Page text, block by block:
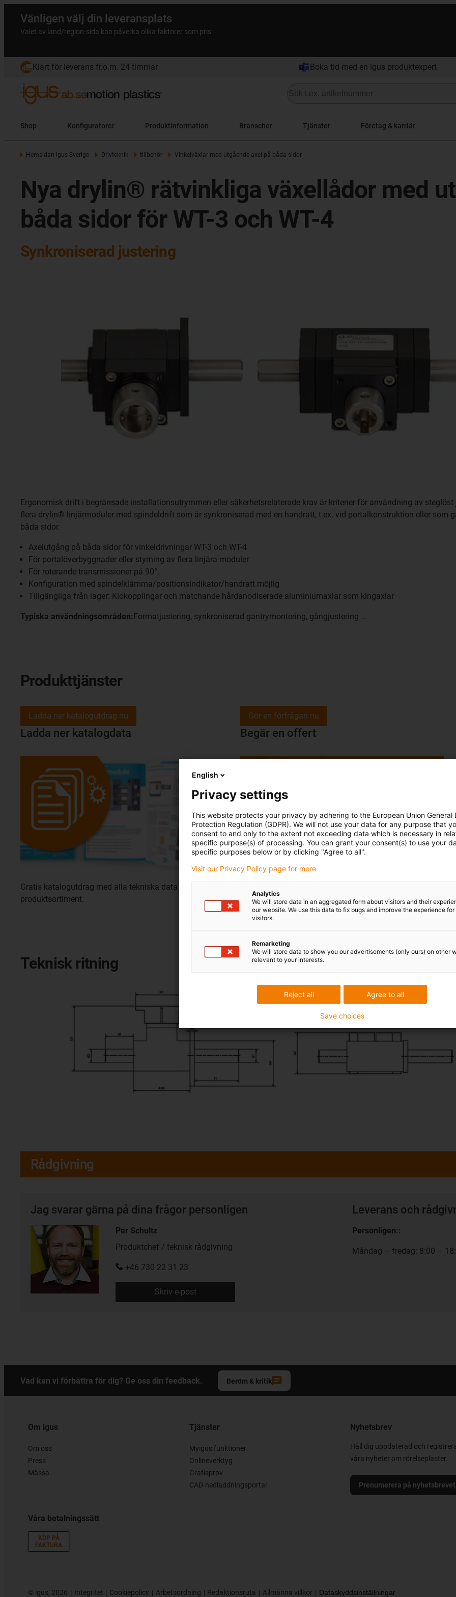
Vänligen välj din leveransplats
Valet av land/region-sida kan påverka olika faktorer som pris
Klart för leverans fr.o.m. 24 timmar Boka tid med en igus produktexpert
Shop Konfiguratorer Produktinformation Branscher Tjänster Företag & karriär
Hemsidan igus Sverige Drivteknik tillbehör Vinkelväxlar med utgående axel på båda sidor
Nya drylin® rätvinkliga växellådor med
båda sidor för WT-3 och WT-4
Synkroniserad justering
Ergonomisk drift i begränsade installationsutrymmen eller säkerhetsrelaterade krav är kriterier för användning av
flera drylin® linjärmoduler med spindeldrift som är synkroniserad med en handratt, t.ex. vid portalkonstruktion eller som
båda sidor.
Axelutgång på båda sidor för vinkeldrivningar WT-3 och WT-4
För portalöverbyggnader eller styrning av flera linjära moduler
För roterande transmissioner på 90°.
Konfiguration med spindelklämma/positionsindikator/handratt möjlig
Tillgängliga från lager: Klokopplingar och matchande hårdanodiserade aluminiumaxlar som kingaxlar
Typiska användningsområden:Formatjustering, synkroniserad gantrymontering, gångjustering ...
Produkttjänster
Ladda ner katalogdata
Gratis katalogutdrag med alla tekniska data för detta
produktsortiment.
Ladda ner katalogutdrag nu
Begär en offert
då ett meddelande till oss!
Gör en förfrågan nu
Teknisk ritning
Rådgivning
Jag svarar gärna på dina frågor personligen
Per Schultz
Produktchef / teknisk rådgivning
+46 730 22 31 23
Skriv e-post
Leverans och
Personligen::
Måndag – fredag: 8:00 –
Vad kan vi förbättra för dig? Ge oss din feedback. Beröm & kritik
Om igus
Om oss
Press
Mässa
Våra betalningssätt
KÖP PÅ
FAKTURA
Tjänster
Myigus funktioner
Onlineverktyg
Gratisprov
CAD-nedladdningsportal
Nyhetsbrev
Håll dig uppdaterad och
våra nyheter om rörelseplaster.
Prenumerera på nyhetsbrevet
© igus, 2026 Integritet Cookiepolicy Arbetsordning Redaktionsruta Allmänna villkor Dataskyddsinställningar
English
Privacy settings
This website protects your privacy by adhering to the European Union General
Protection Regulation (GDPR). We will not use your data for any purpose that
consent to and only to the extent not exceeding data which is necessary in
specific purpose(s) of processing. You can grant your consent(s) to use your
specific purposes below or by clicking "Agree to all".
Visit our Privacy Policy page for more
Analytics
We will store data in an aggregated form about visitors and their
our website. We use this data to fix bugs and improve the experience for
visitors.
Remarketing
We will store data to show you our advertisements (only ours) on other
relevant to your interests.
Agree to all
Reject all
Save choices